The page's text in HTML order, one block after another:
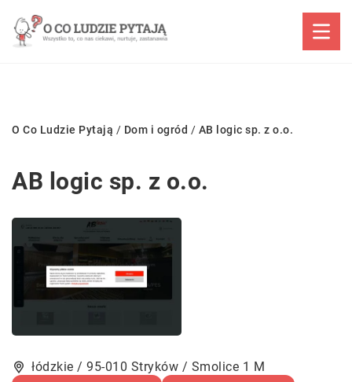
O Co Ludzie Pytają / Dom i ogród / AB logic sp. z o.o.
AB logic sp. z o.o.
łódzkie / 95-010 Stryków / Smolice 1 M